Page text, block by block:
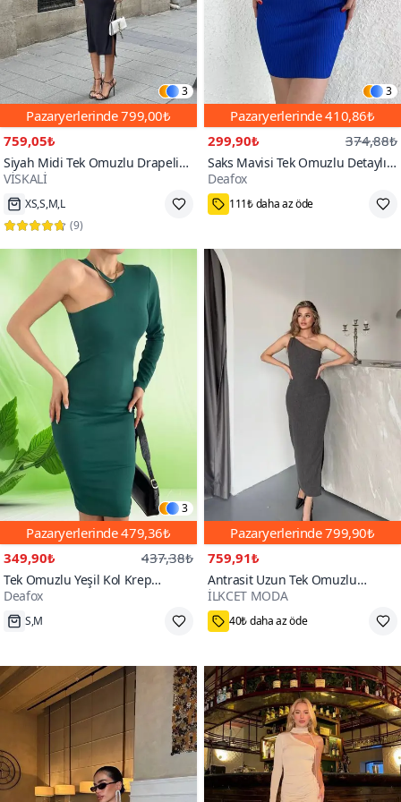
3
Pazaryerlerinde799,00₺
759,05₺
Siyah Midi Tek Omuzlu Drapeli
Yırtmaç Detaylı Elbise
VİSKALİ
XS,S,M,L
(9)
3
Pazaryerlerinde410,86₺
299,90₺
374,88₺
Saks Mavisi Tek Omuzlu Detaylı
Standart Beden Mini Triko Elbise
Deafox
6
111₺ daha az öde
3
Pazaryerlerinde479,36₺
349,90₺
437,38₺
Tek Omuzlu Yeşil Kol Krep
Kumaş Midi Elbise
Deafox
S,M
Pazaryerlerinde799,90₺
759,91₺
Antrasit Uzun Tek Omuzlu
Aksesuarlı Elbise
İLKCET MODA
50+
40₺ daha az öde